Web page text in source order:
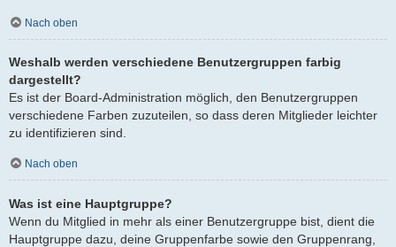
Nach oben
Weshalb werden verschiedene Benutzergruppen farbig
dargestellt?
Es ist der Board-Administration möglich, den Benutzergruppen
verschiedene Farben zuzuteilen, so dass deren Mitglieder leichter
zu identifizieren sind.
Nach oben
Was ist eine Hauptgruppe?
Wenn du Mitglied in mehr als einer Benutzergruppe bist, dient die
Hauptgruppe dazu, deine Gruppenfarbe sowie den Gruppenrang,